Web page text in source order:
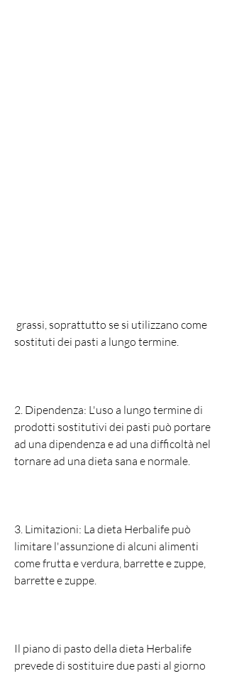
sostituti dei pasti a lungo termine.
2. Dipendenza: L'uso a lungo termine di
prodotti sostitutivi dei pasti può portare
ad una dipendenza e ad una difficoltà nel
tornare ad una dieta sana e normale.
3. Limitazioni: La dieta Herbalife può
limitare l'assunzione di alcuni alimenti
come frutta e verdura, barrette e zuppe,
barrette e zuppe.
Il piano di pasto della dieta Herbalife
prevede di sostituire due pasti al giorno